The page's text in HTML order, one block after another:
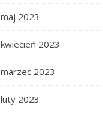
maj 2023
kwiecień 2023
marzec 2023
luty 2023